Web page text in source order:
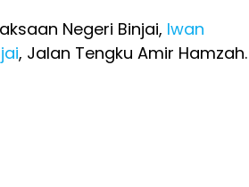
Negeri Binjai, Iwan
, Jalan Tengku Amir Hamzah.